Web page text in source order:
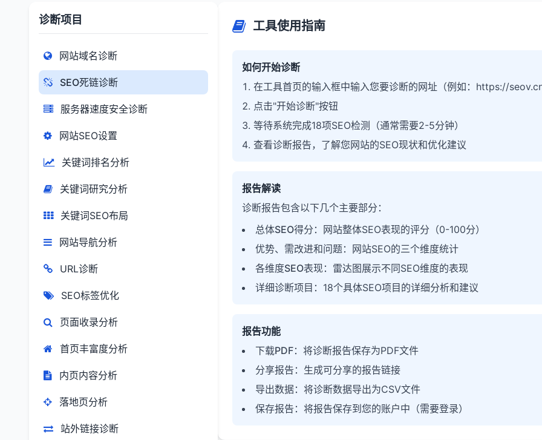
诊断项目
网站域名诊断
SEO死链诊断
服务器速度安全诊断
网站SEO设置
关键词排名分析
关键词研究分析
关键词SEO布局
网站导航分析
URL诊断
SEO标签优化
页面收录分析
首页丰富度分析
内页内容分析
落地页分析
站外链接诊断
工具使用指南
如何开始诊断
在工具首页的输入框中输入您要诊断的网址（例如：https://
点击"开始诊断"按钮
等待系统完成18项SEO检测（通常需要2-5分钟）
查看诊断报告，了解您网站的SEO现状和优化建议
报告解读
诊断报告包含以下几个主要部分：
总体SEO得分 ：网站整体SEO表现的评分（0-100分）
优势、需改进和问题：网站SEO的三个维度统计
各维度SEO表现：雷达图展示不同SEO维度的表现
详细诊断项目 ：18个具体SEO项目的详细分析和建议
报告功能
下载PDF：将诊断报告保存为PDF文件
分享报告 ：生成可分享的报告链接
导出数据：将诊断数据导出为CSV文件
保存报告 ：将报告保存到您的账户中（需要登录）